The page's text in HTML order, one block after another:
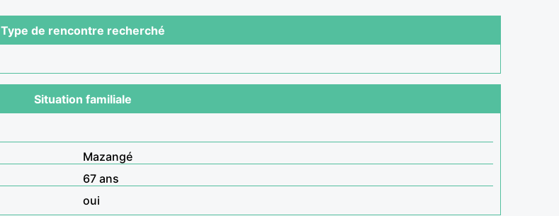
Type de rencontre recherché
Situation familiale
Mazangé
67 ans
oui